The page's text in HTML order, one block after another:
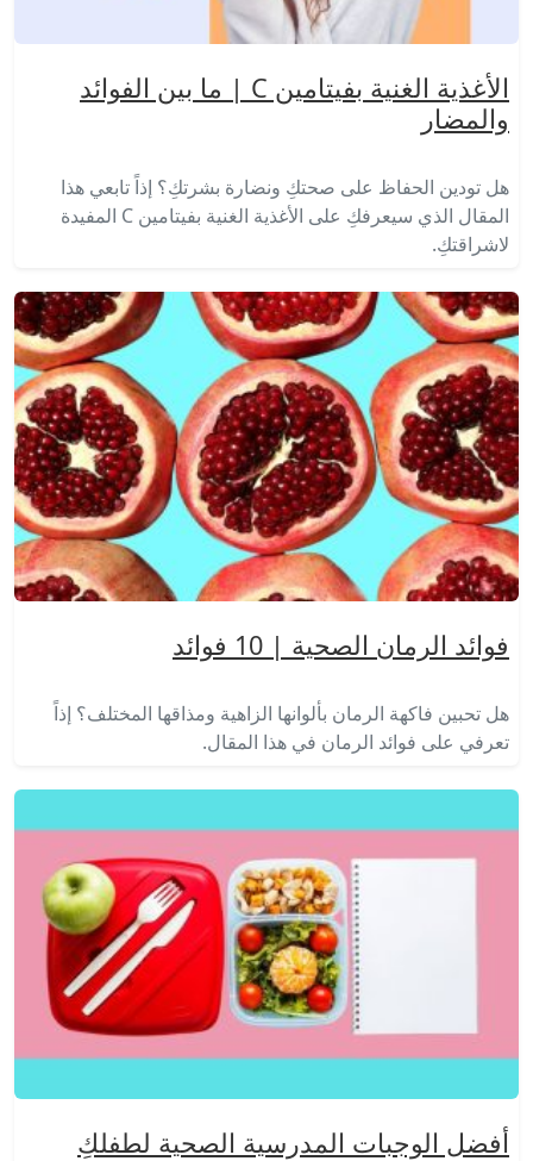
الأغذية الغنية بفيتامين C | ما بين الفوائد
والمضار
هل تودين الحفاظ على صحتكِ ونضارة بشرتكِ؟ إذاً تابعي هذا
المقال الذي سيعرفكِ على الأغذية الغنية بفيتامين C المفيدة
لاشراقتكِ.
فوائد الرمان الصحية | 10 فوائد
هل تحبين فاكهة الرمان بألوانها الزاهية ومذاقها المختلف؟ إذاً
تعرفي على فوائد الرمان في هذا المقال.
أفضل الوجبات المدرسية الصحية لطفلكِ